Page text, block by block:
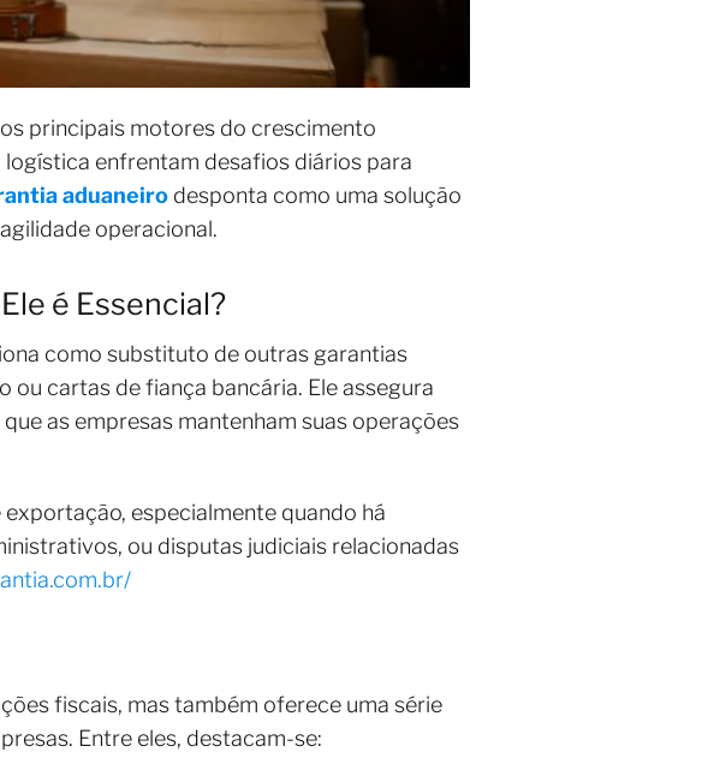
principais motores do crescimento
enfrentam desafios diários para
aduaneiro desponta como uma solução
operacional.
é Essencial?
como substituto de outras garantias
cartas de fiança bancária. Ele assegura
as empresas mantenham suas operações
especialmente quando há
ou disputas judiciais relacionadas
fiscais, mas também oferece uma série
Entre eles, destacam-se: